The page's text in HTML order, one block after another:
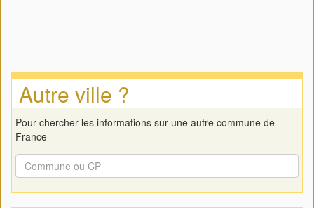
Autre ville ?
Pour chercher les informations sur une autre commune de
France